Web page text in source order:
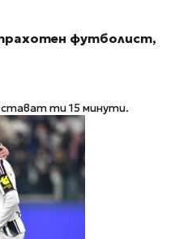
футболист,
ти 15 минути.